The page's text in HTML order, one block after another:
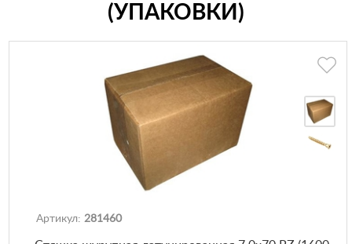
(УПАКОВКИ)
Артикул: 281460